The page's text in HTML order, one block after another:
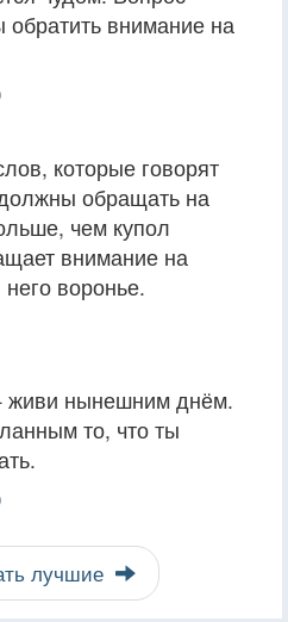
обратить внимание на
которые говорят
обращать на
чем купол
внимание на
воронье.
нынешним днём.
то, что ты
лучшие